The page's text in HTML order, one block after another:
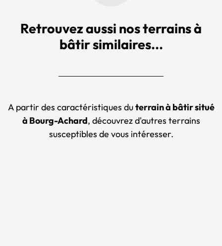
Retrouvez aussi nos terrains à
bâtir similaires...
A partir des caractéristiques duterrain à bâtir situé
à Bourg-Achard, découvrez d'autres terrains
susceptibles de vous intéresser.